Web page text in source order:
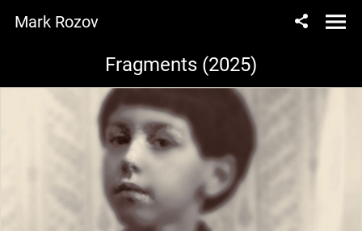
Mark Rozov
Fragments (2025)